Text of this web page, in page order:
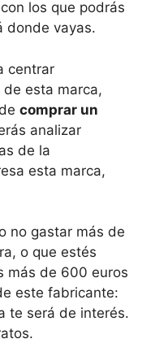
los que podrás
donde vayas.
centrar
esta marca,
comprar un
analizar
de la
esta marca,
no gastar más de
o que estés
más de 600 euros
este fabricante:
te será de interés.